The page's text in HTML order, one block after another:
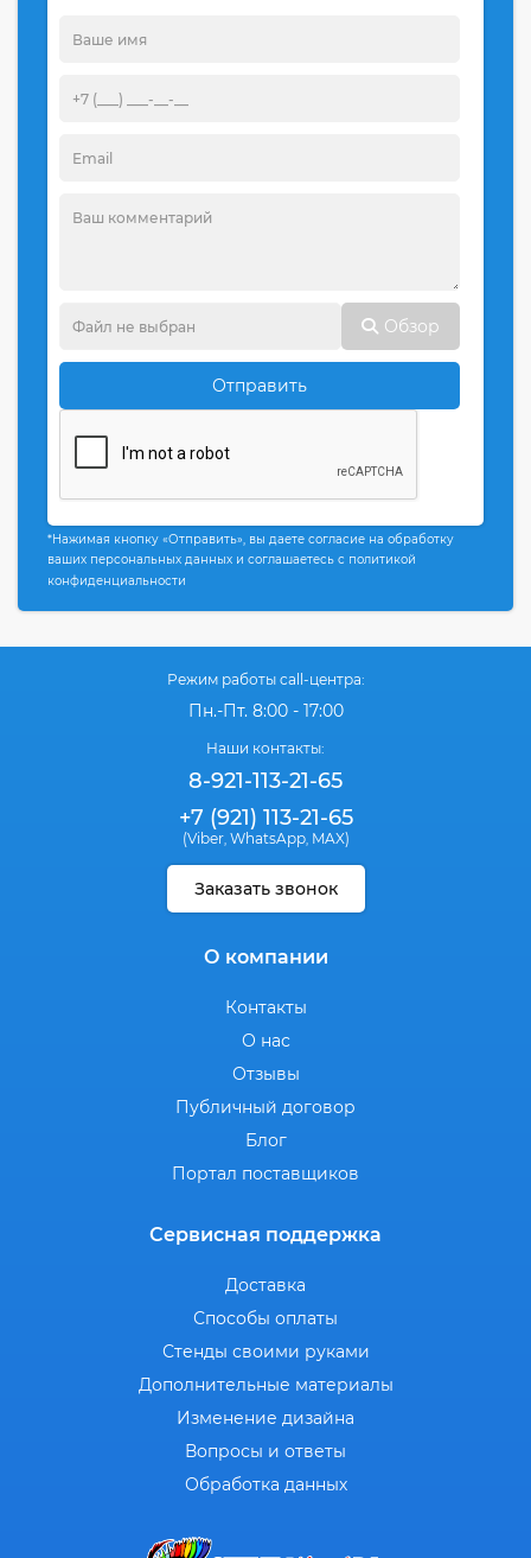
Обзор
Отправить
*Нажимая кнопку «Отправить», вы даете согласие на обработку
ваших персональных данных и соглашаетесь с политикой
конфиденциальности
Режим работы call-центра:
Пн.-Пт. 8:00 - 17:00
Наши контакты:
8-921-113-21-65
+7 (921) 113-21-65
(Viber, WhatsApp, MAX)
Заказать звонок
О компании
Контакты
О нас
Отзывы
Публичный договор
Блог
Портал поставщиков
Сервисная поддержка
Доставка
Способы оплаты
Стенды своими руками
Дополнительные материалы
Изменение дизайна
Вопросы и ответы
Обработка данных